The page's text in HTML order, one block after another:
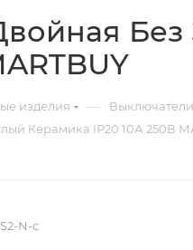
изделия —
Керамика IP20 10А 250В
N-c